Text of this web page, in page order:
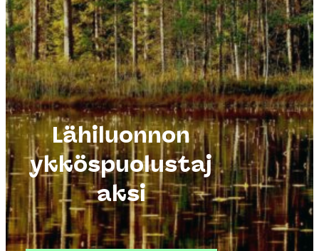
Lähiluonnon
ykköspuolustaj
aksi
Kuva: Juho
Itäkylä